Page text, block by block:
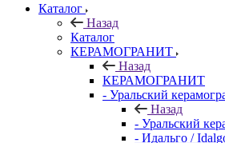
Каталог
Назад
Каталог
КЕРАМОГРАНИТ
Назад
КЕРАМОГРАНИТ
- Уральский
Назад
- Уральский
- Идальго /